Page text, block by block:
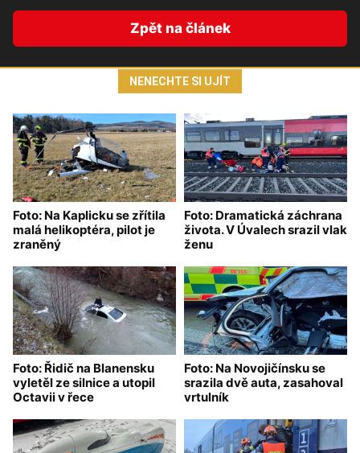
Zpět na článek
NENECHTE SI UJÍT
Foto: Na Kaplicku se zřítila
malá helikoptéra, pilot je
zraněný
Foto: Dramatická záchrana
života. V Úvalech srazil vlak
ženu
Foto: Řidič na Blanensku
vyletěl ze silnice a utopil
Octavii v řece
Foto: Na Novojičínsku se
srazila dvě auta, zasahoval
vrtulník